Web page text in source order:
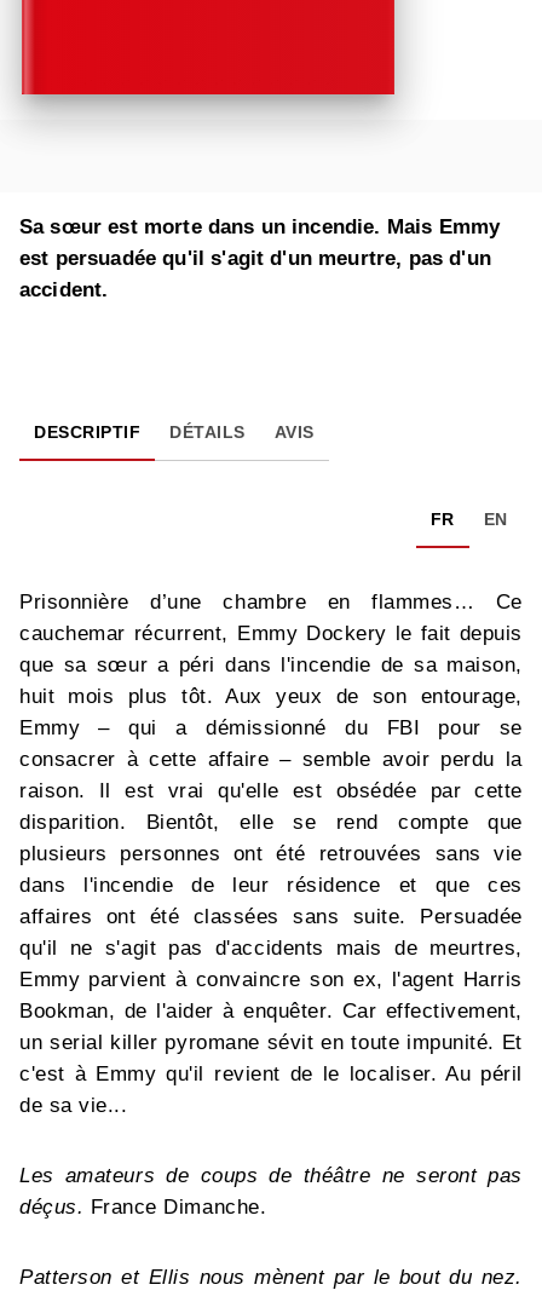
Sa sœur est morte dans un incendie. Mais Emmy
est persuadée qu'il s'agit d'un meurtre, pas d'un
accident.
DESCRIPTIF DÉTAILS AVIS
FR EN
Prisonnière d’une chambre en flammes… Ce
cauchemar récurrent, Emmy Dockery le fait depuis
que sa sœur a péri dans l'incendie de sa maison,
huit mois plus tôt. Aux yeux de son entourage,
Emmy – qui a démissionné du FBI pour se
consacrer à cette affaire – semble avoir perdu la
raison. Il est vrai qu'elle est obsédée par cette
disparition. Bientôt, elle se rend compte que
plusieurs personnes ont été retrouvées sans vie
dans l'incendie de leur résidence et que ces
affaires ont été classées sans suite. Persuadée
qu'il ne s'agit pas d'accidents mais de meurtres,
Emmy parvient à convaincre son ex, l'agent Harris
Bookman, de l'aider à enquêter. Car effectivement,
un serial killer pyromane sévit en toute impunité. Et
c'est à Emmy qu'il revient de le localiser. Au péril
de sa vie...
Les amateurs de coups de théâtre ne seront pas
déçus. France Dimanche.
Patterson et Ellis nous mènent par le bout du nez.